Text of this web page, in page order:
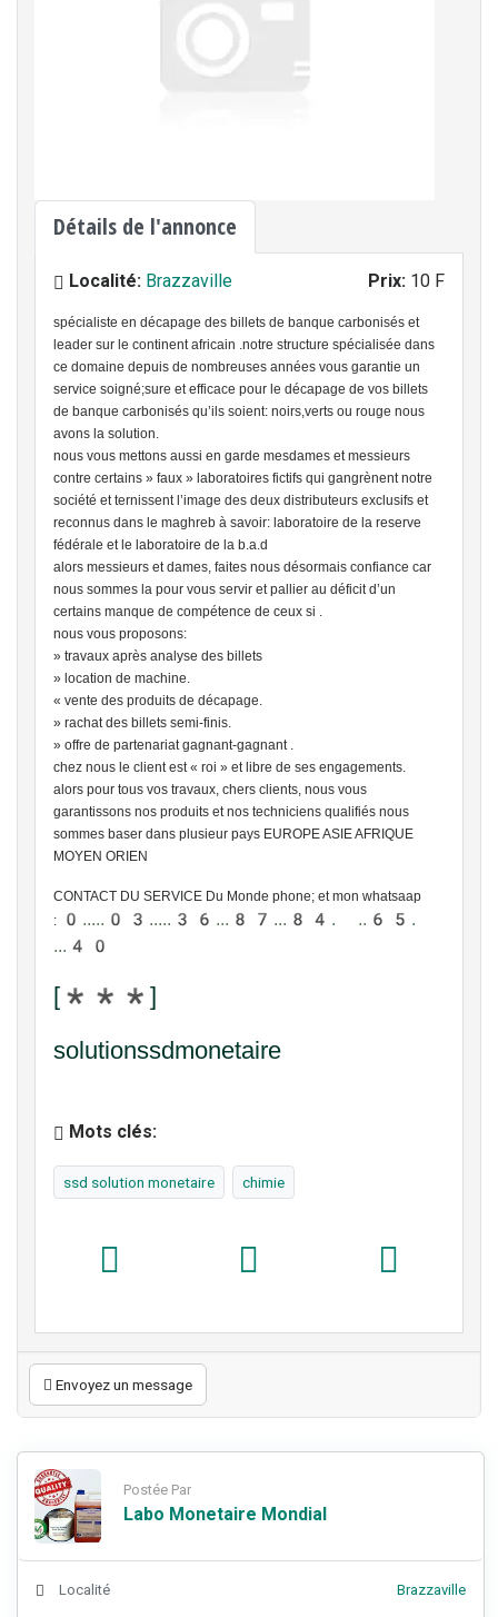
Détails de l'annonce
Localité: Brazzaville Prix: 10 F
spécialiste en décapage des billets de banque carbonisés et
leader sur le continent africain .notre structure spécialisée dans
ce domaine depuis de nombreuses années vous garantie un
service soigné;sure et efficace pour le décapage de vos billets
de banque carbonisés qu’ils soient: noirs,verts ou rouge nous
avons la solution.
nous vous mettons aussi en garde mesdames et messieurs
contre certains » faux » laboratoires fictifs qui gangrènent notre
société et ternissent l’image des deux distributeurs exclusifs et
reconnus dans le maghreb à savoir: laboratoire de la reserve
fédérale et le laboratoire de la b.a.d
alors messieurs et dames, faites nous désormais confiance car
nous sommes la pour vous servir et pallier au déficit d’un
certains manque de compétence de ceux si .
nous vous proposons:
» travaux après analyse des billets
» location de machine.
« vente des produits de décapage.
» rachat des billets semi-finis.
» offre de partenariat gagnant-gagnant .
chez nous le client est « roi » et libre de ses engagements.
alors pour tous vos travaux, chers clients, nous vous
garantissons nos produits et nos techniciens qualifiés nous
sommes baser dans plusieur pays EUROPE ASIE AFRIQUE
MOYEN ORIEN
CONTACT DU SERVICE Du Monde phone; et mon whatsaap
:
0.....03.....36...87...84. ..65.
...40
[***]
solutionssdmonetaire
Mots clés:
ssd solution monetaire chimie
Envoyez un message
Postée Par
Labo Monetaire Mondial
Localité Brazzaville